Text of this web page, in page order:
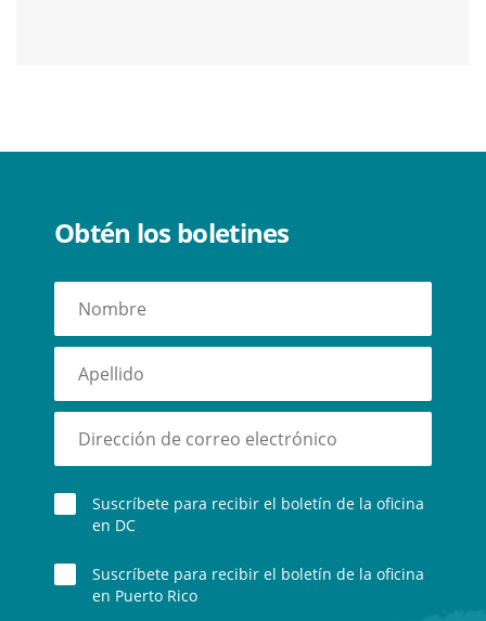
Obtén los boletines
Suscríbete para recibir el boletín de la oficina
en DC
Suscríbete para recibir el boletín de la oficina
en Puerto Rico